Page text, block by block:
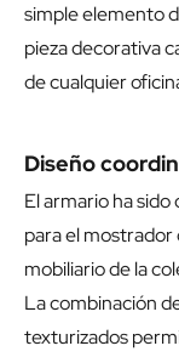
simple elemento
pieza decorativa
de cualquier
Diseño
El armario ha
para el
mobiliario de la
La combinación
texturizados